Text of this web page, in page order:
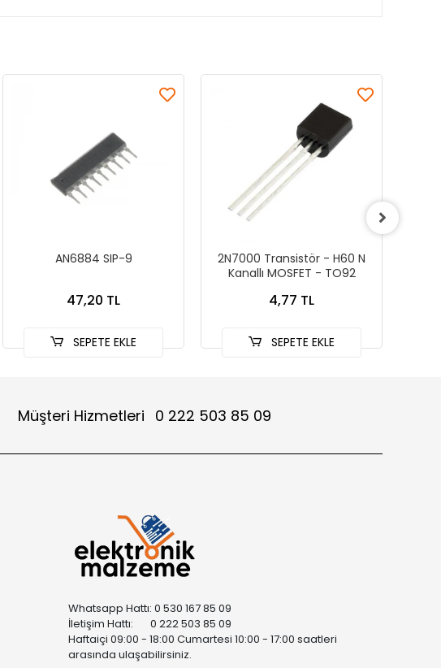
AN6884 SIP-9
47,20 TL
SEPETE EKLE
2N7000 Transistör - H60 N
Kanallı MOSFET - TO92
4,77 TL
SEPETE EKLE
Müşteri Hizmetleri 0 222 503 85 09
Whatsapp Hattı: 0 530 167 85 09
İletişim Hattı: 0 222 503 85 09
Haftaiçi 09:00 - 18:00 Cumartesi 10:00 - 17:00 saatleri
arasında ulaşabilirsiniz.